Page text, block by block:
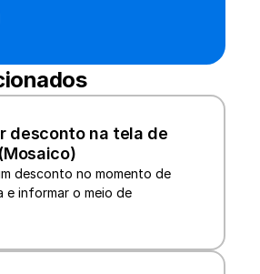
desconto na tela de
desconto no momento de
e informar o meio de